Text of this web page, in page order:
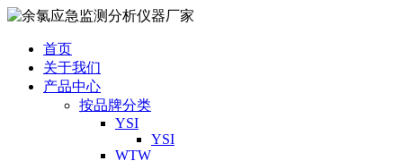
首页
关于我们
产品中心
按品牌分类
YSI
YSI
WTW